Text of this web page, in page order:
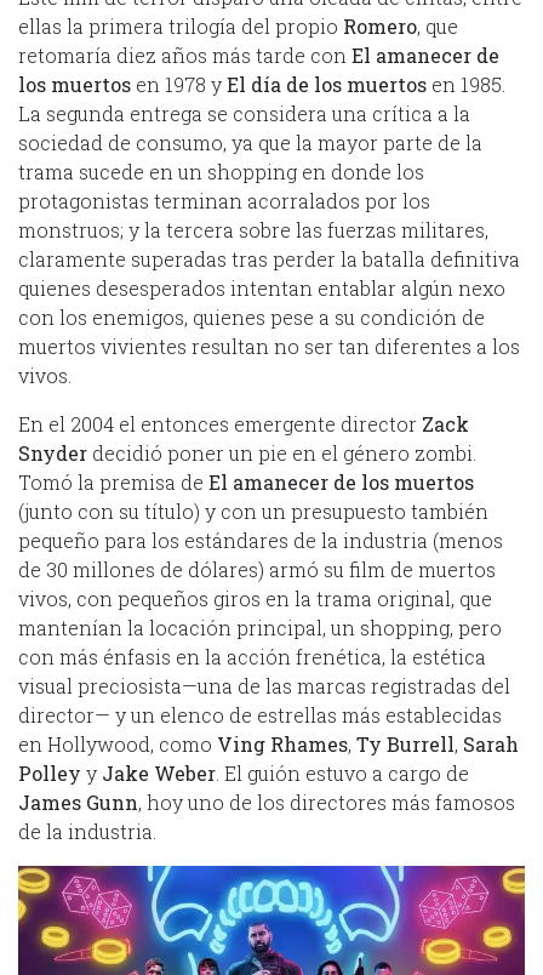
ellas la primera trilogía del propio Romero, que
retomaría diez años más tarde con El amanecer de
los muertos en 1978 yEl día de los muertos en 1985.
La segunda entrega se considera una crítica a la
sociedad de consumo, ya que la mayor parte de la
trama sucede en un shopping en donde los
protagonistas terminan acorralados por los
monstruos; y la tercera sobre las fuerzas militares,
claramente superadas tras perder la batalla definitiva
quienes desesperados intentan entablar algún nexo
con los enemigos, quienes pese a su condición de
muertos vivientes resultan no ser tan diferentes a los
vivos.
En el 2004 el entonces emergente director Zack
Snyder decidió poner un pie en el género zombi.
Tomó la premisa de El amanecer de los muertos
(junto con su título) y con un presupuesto también
pequeño para los estándares de la industria (menos
de 30 millones de dólares) armó su film de muertos
vivos, con pequeños giros en la trama original, que
mantenían la locación principal, un shopping, pero
con más énfasis en la acción frenética, la estética
visual preciosista—una de las marcas registradas del
director— y un elenco de estrellas más establecidas
en Hollywood, como Ving Rhames, Ty Burrell, Sarah
Polley y Jake Weber . El guión estuvo a cargo de
James Gunn, hoy uno de los directores más famosos
de la industria.